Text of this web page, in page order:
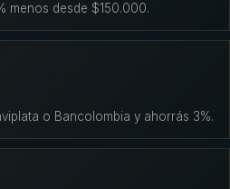
menos desde $150.000.
o Bancolombia y ahorrás 3%.